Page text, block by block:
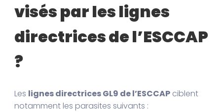
visés par les lignes
directrices de l’ESCCAP
?
Les lignes directrices GL9 de l’ESCCAP ciblent
notamment les parasites suivants :